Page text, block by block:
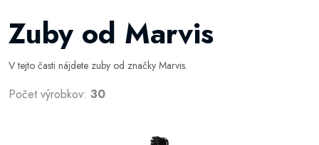
Zuby od Marvis
V tejto časti nájdete zuby od značky Marvis.
Počet výrobkov: 30